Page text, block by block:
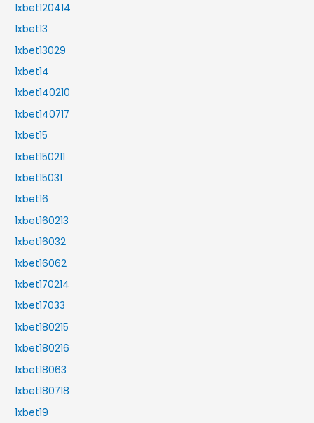
1xbet120414
1xbet13
1xbet13029
1xbet14
1xbet140210
1xbet140717
1xbet15
1xbet150211
1xbet15031
1xbet16
1xbet160213
1xbet16032
1xbet16062
1xbet170214
1xbet17033
1xbet180215
1xbet180216
1xbet18063
1xbet180718
1xbet19